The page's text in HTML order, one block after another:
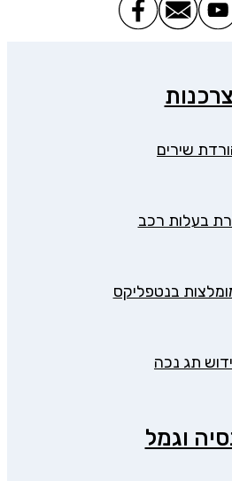
צרכנות
שירים
בעלות רכב
בנטפליקס
תג נכה
וגמל